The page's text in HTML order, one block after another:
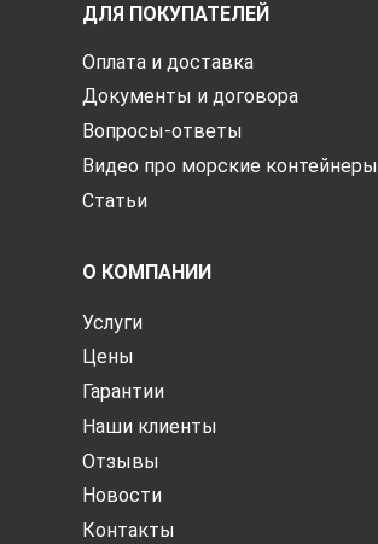
ДЛЯ ПОКУПАТЕЛЕЙ
Оплата и доставка
Документы и договора
Вопросы-ответы
Видео про морские контейнеры
Статьи
О КОМПАНИИ
Услуги
Цены
Гарантии
Наши клиенты
Отзывы
Новости
Контакты